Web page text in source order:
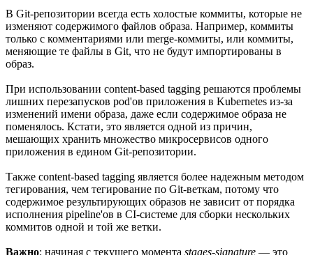
В Git-репозитории всегда есть холостые коммиты, которые не
изменяют содержимого файлов образа. Например, коммиты
только с комментариями или merge-коммиты, или коммиты,
меняющие те файлы в Git, что не будут импортированы в
образ.
При использовании content-based tagging решаются проблемы
лишних перезапусков pod'ов приложения в Kubernetes из-за
изменений имени образа, даже если содержимое образа не
поменялось. Кстати, это является одной из причин,
мешающих хранить множество микросервисов одного
приложения в едином Git-репозитории.
Также content-based tagging является более надежным методом
тегирования, чем тегирование по Git-веткам, потому что
содержимое результирующих образов не зависит от порядка
исполнения pipeline'ов в CI-системе для сборки нескольких
коммитов одной и той же ветки.
Важно: начиная с текущего момента stages-signature — это